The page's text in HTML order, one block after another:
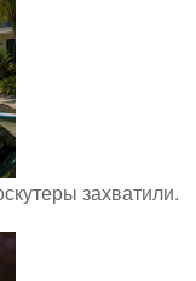
захватили.